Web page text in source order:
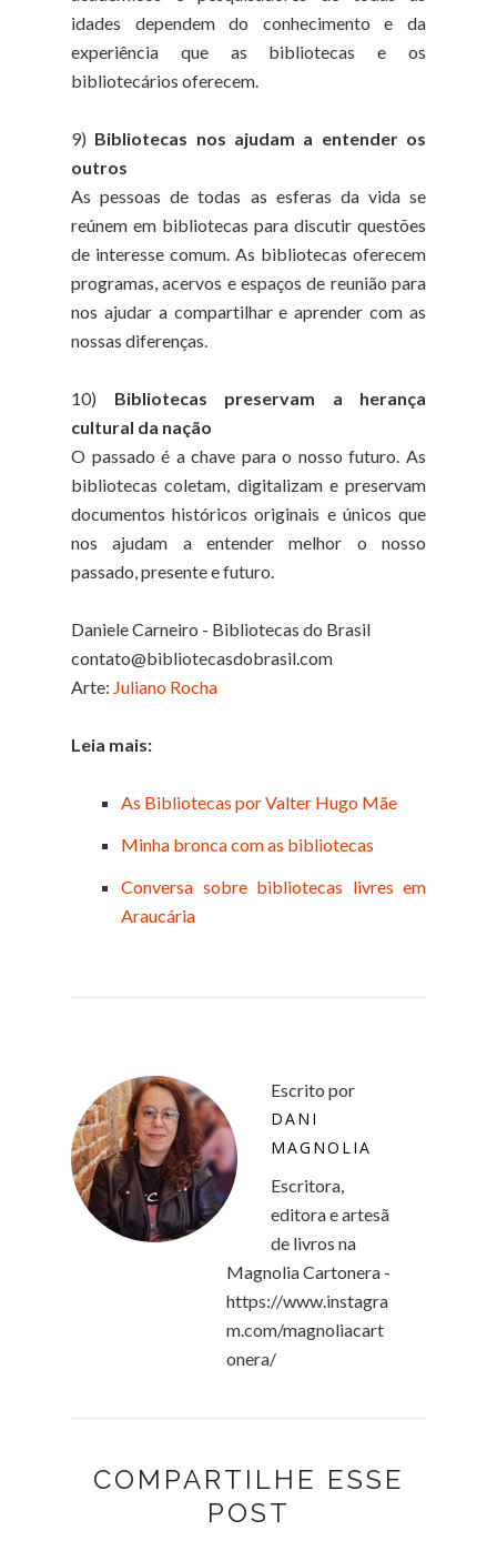
idades dependem do conhecimento e da
experiência que as bibliotecas e os
bibliotecários oferecem.
9) Bibliotecas nos ajudam a entender os
outros
As pessoas de todas as esferas da vida se
reúnem em bibliotecas para discutir questões
de interesse comum. As bibliotecas oferecem
programas, acervos e espaços de reunião para
nos ajudar a compartilhar e aprender com as
nossas diferenças.
10) Bibliotecas preservam a herança
cultural da nação
O passado é a chave para o nosso futuro. As
bibliotecas coletam, digitalizam e preservam
documentos históricos originais e únicos que
nos ajudam a entender melhor o nosso
passado, presente e futuro.
Daniele Carneiro - Bibliotecas do Brasil
contato@bibliotecasdobrasil.com
Arte: Juliano Rocha
Leia mais:
As Bibliotecas por Valter Hugo Mãe
Minha bronca com as bibliotecas
Conversa sobre bibliotecas livres em
Araucária
Escrito por
DANI
MAGNOLIA
Escritora,
editora e artesã
de livros na
Magnolia Cartonera -
https://www.instagra
m.com/magnoliacart
onera/
COMPARTILHE ESSE
POST